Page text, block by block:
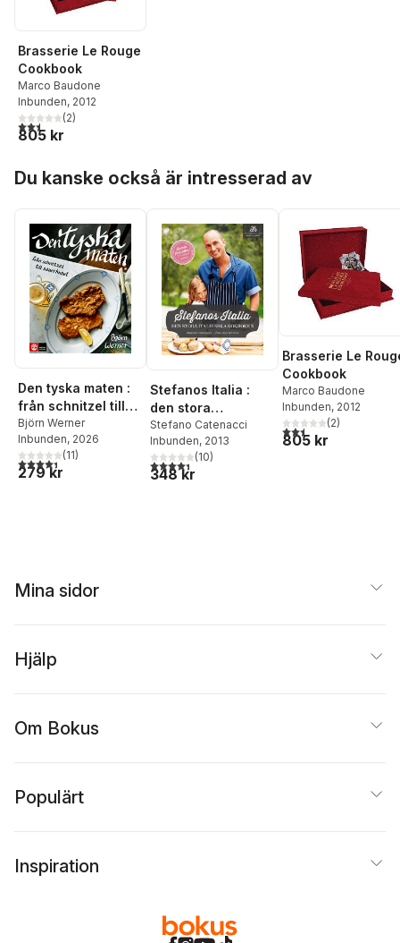
Brasserie Le Rouge
Cookbook
Marco Baudone
Inbunden, 2012
2,5utav 5 stjärnor. Totalt antal röster:
(2)
805 kr
Du kanske också är intresserad av
Den tyska maten :
från schnitzel till
sauerkraut
Björn Werner
Inbunden, 2026
4,4utav 5 stjärnor. Totalt antal röster:
(11)
279 kr
Stefanos Italia :
den stora
italienska
kokboken
Stefano Catenacci
Inbunden, 2013
4,4utav 5 stjärnor. Totalt antal röster:
(10)
348 kr
Brasserie Le
Cookbook
Marco Baudone
Inbunden, 2012
2,5utav 5 stjärnor.
(2)
805 kr
Mina sidor
Hjälp
Om Bokus
Populärt
Inspiration